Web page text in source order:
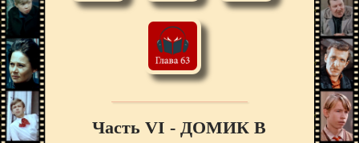
Часть VI - ДОМИК В